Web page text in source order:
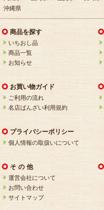
沖縄県
商品を探す
いちおし品
商品一覧
お知らせ
お買い物ガイド
ご利用の流れ
名店ばんざい利用規約
プライバシーポリシー
個人情報の取扱いについて
そ の 他
運営会社について
お問い合わせ
サイトマップ